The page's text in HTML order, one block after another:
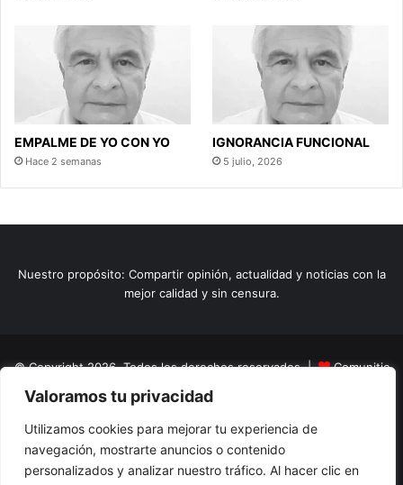
Valoramos tu privacidad
Utilizamos cookies para mejorar tu experiencia de
navegación, mostrarte anuncios o contenido
personalizados y analizar nuestro tráfico. Al hacer clic en
EMPALME DE YO CON YO
Hace 2 semanas
IGNORANCIA FUNCIONAL
5 julio, 2026
Nuestro propósito: Compartir opinión, actualidad y noticias con la
mejor calidad y sin censura.
© Copyright 2026, Todos los derechos reservados |
Comunitic
SAS BICNit 901228106
Home
Actualidad Variedades Opinion Turismo
El Tinteadero
Caricaturas Reportajes